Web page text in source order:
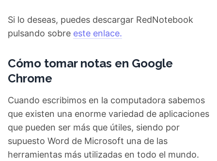
Si lo deseas, puedes descargar RedNotebook
pulsando sobre este enlace.
Cómo tomar notas en Google
Chrome
Cuando escribimos en la computadora sabemos
que existen una enorme variedad de aplicaciones
que pueden ser más que útiles, siendo por
supuesto Word de Microsoft una de las
herramientas más utilizadas en todo el mundo.